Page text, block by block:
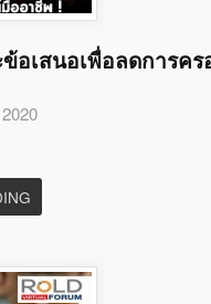
อเสนอเพื่อลดการคร